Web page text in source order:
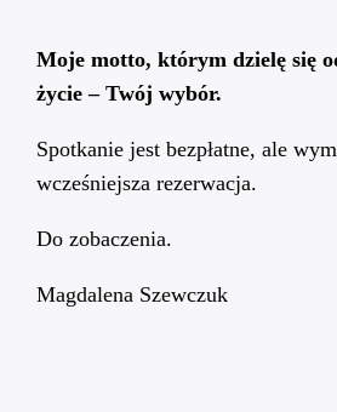
Moje motto, którym dzielę się
życie – Twój wybór.
Spotkanie jest bezpłatne, ale
wcześniejsza rezerwacja.
Do zobaczenia.
Magdalena Szewczuk